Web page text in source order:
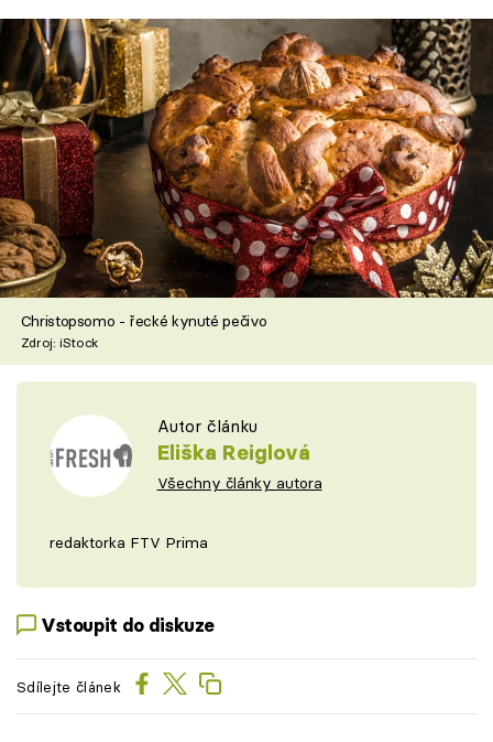
Christopsomo - řecké kynuté pečivo
Zdroj: iStock
Autor článku
Eliška Reiglová
Všechny články autora
redaktorka FTV Prima
Vstoupit do diskuze
Sdílejte článek